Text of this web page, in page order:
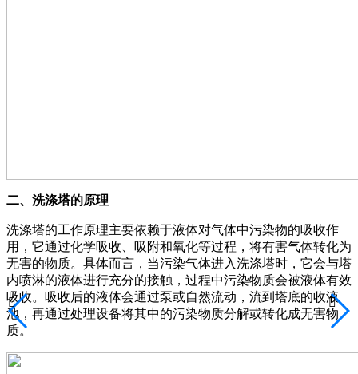
二、洗涤塔的原理
洗涤塔的工作原理主要依赖于液体对气体中污染物的吸收作
用，它通过化学吸收、吸附和氧化等过程，将有害气体转化为
无害的物质。具体而言，当污染气体进入洗涤塔时，它会与塔
内喷淋的液体进行充分的接触，过程中污染物质会被液体有效
吸收。吸收后的液体会通过泵或自然流动，流到塔底的收液
池，再通过处理设备将其中的污染物质分解或转化成无害物
质。
 